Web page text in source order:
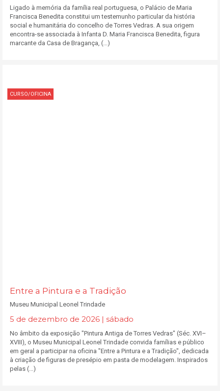
Ligado à memória da família real portuguesa, o Palácio de Maria
Francisca Benedita constitui um testemunho particular da história
social e humanitária do concelho de Torres Vedras. A sua origem
encontra-se associada à Infanta D. Maria Francisca Benedita, figura
marcante da Casa de Bragança, (...)
CURSO/OFICINA
Entre a Pintura e a Tradição
Museu Municipal Leonel Trindade
5 de dezembro de 2026 | sábado
No âmbito da exposição "Pintura Antiga de Torres Vedras" (Séc. XVI–
XVIII), o Museu Municipal Leonel Trindade convida famílias e público
em geral a participar na oficina "Entre a Pintura e a Tradição", dedicada
à criação de figuras de presépio em pasta de modelagem. Inspirados
pelas (...)